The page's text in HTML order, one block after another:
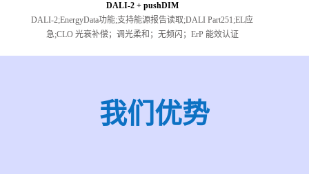
DALI-2 + pushDIM
DALI-2;EnergyData功能;⽀持能源报告读取;DALI Part251;EL应
急;CLO 光衰补偿；调光柔和；无频闪；ErP 能效认证
我们优势